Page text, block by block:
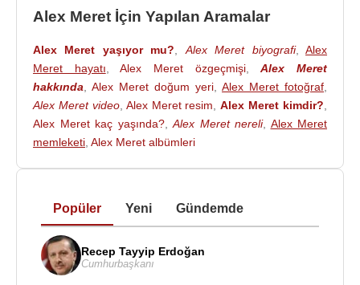
açıklamada,
Alex Meret
’in kulüpteki ilk maçına 8
Aralık 2018 tarihinde çıktığı belirtilmiştir.
, SSC Napoli
ile özellikle 2022-2023
sezonunda büyük bir başarı yaşamıştır. Bu sezonda
takımın Serie A
şampiyonluğu kazanmasında
kalede görev alan önemli isimlerden biri olmuştur.
SSC Napoli’nin uzun yıllar sonra lig
kabul edilir.
Alex Meret
pozisyon alma becerisi ve çizgi üzerindeki
müdahaleleriyle öne çıkar. Modern kalecilikte
Alex Meret İçin Yapılan Aramalar
Alex Meret yaşıyor mu? Alex Meret biyografi,Alex
Meret hayatı ,Alex Meret özgeçmişi,Alex Meret
hakkında
Alex Meret doğum yeri Alex Meret fotoğraf
Alex Meret video, Alex Meret resim ,Alex Meret kimdir?
Alex Meret kaç yaşında?, Alex Meret nereli, Alex Meret
memleketi Alex Meret albümleri
Popüler Yeni Gündemde
Recep Tayyip Erdoğan
Cumhurbaşkanı